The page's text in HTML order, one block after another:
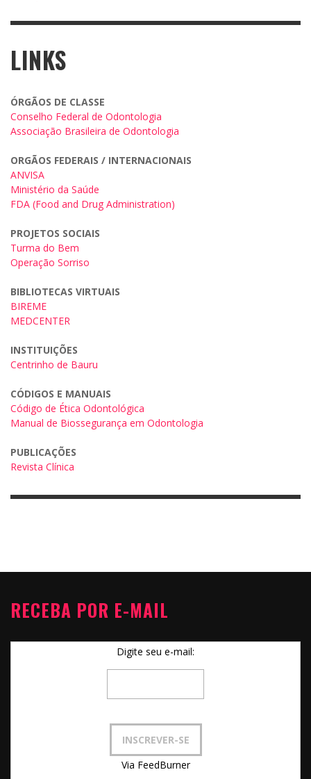
LINKS
ÓRGÃOS DE CLASSE
Conselho Federal de Odontologia
Associação Brasileira de Odontologia
ORGÃOS FEDERAIS / INTERNACIONAIS
ANVISA
Ministério da Saúde
FDA (Food and Drug Administration)
PROJETOS SOCIAIS
Turma do Bem
Operação Sorriso
BIBLIOTECAS VIRTUAIS
BIREME
MEDCENTER
INSTITUIÇÕES
Centrinho de Bauru
CÓDIGOS E MANUAIS
Código de Ética Odontológica
Manual de Biossegurança em Odontologia
PUBLICAÇÕES
Revista Clínica
RECEBA POR E-MAIL
Digite seu e-mail:
Via FeedBurner